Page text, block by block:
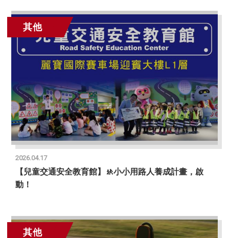
其他
2026.04.17
【兒童交通安全教育館】🚸小小用路人養成計畫，啟
動！
其他